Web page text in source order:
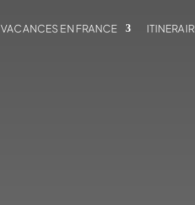
VACANCES EN FRANCE